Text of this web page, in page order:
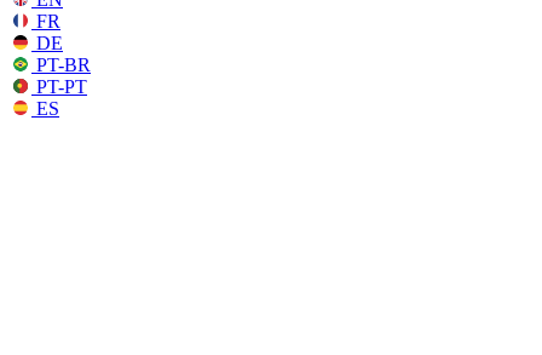
FR
DE
PT-BR
PT-PT
ES